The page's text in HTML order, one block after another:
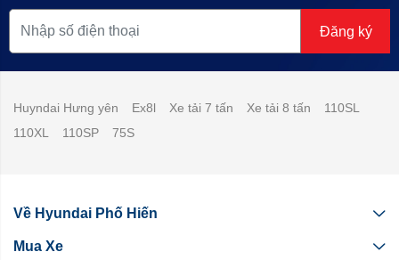
Đăng ký
Huyndai Hưng yên Ex8l Xe tải 7 tấn Xe tải 8 tấn
110SL
110XL
110SP 75S
Về Hyundai Phố Hiến
Mua Xe